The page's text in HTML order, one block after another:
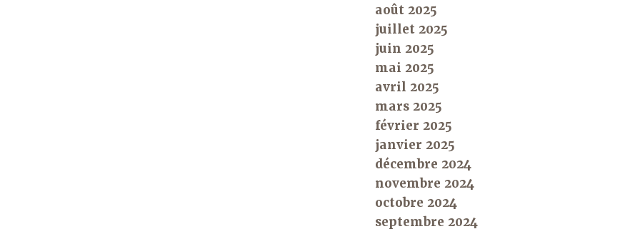
août 2025
juillet 2025
juin 2025
mai 2025
avril 2025
mars 2025
février 2025
janvier 2025
décembre 2024
novembre 2024
octobre 2024
septembre 2024